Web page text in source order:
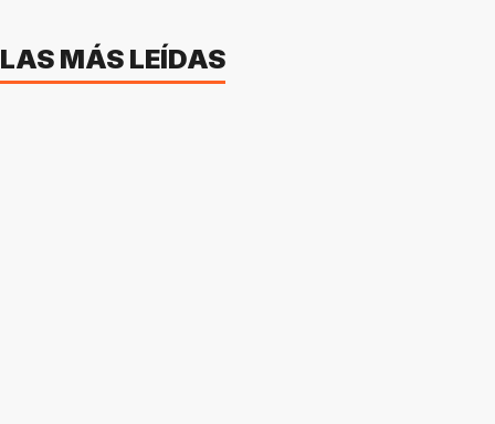
LAS MÁS LEÍDAS